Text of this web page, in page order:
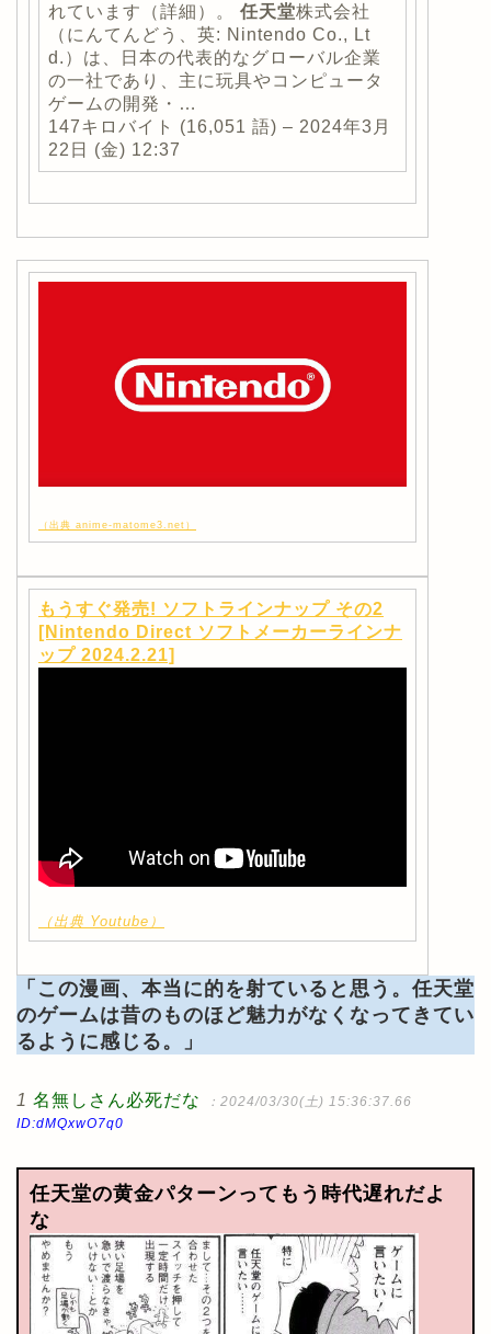
れています（詳細）。 任天堂株式会社
（にんてんどう、英: Nintendo Co., Lt
d.）は、日本の代表的なグローバル企業
の一社であり、主に玩具やコンピュータ
ゲームの開発・…
147キロバイト (16,051 語) – 2024年3月
22日 (金) 12:37
（出典 anime-matome3.net）
もうすぐ発売! ソフトラインナップ その2
[Nintendo Direct ソフトメーカーラインナ
ップ 2024.2.21]
（出典 Youtube）
「この漫画、本当に的を射ていると思う。任天堂
のゲームは昔のものほど魅力がなくなってきてい
るように感じる。」
1 名無しさん必死だな
：2024/03/30(土) 15:36:37.66
ID:dMQxwO7q0
任天堂の黄金パターンってもう時代遅れだよ
な